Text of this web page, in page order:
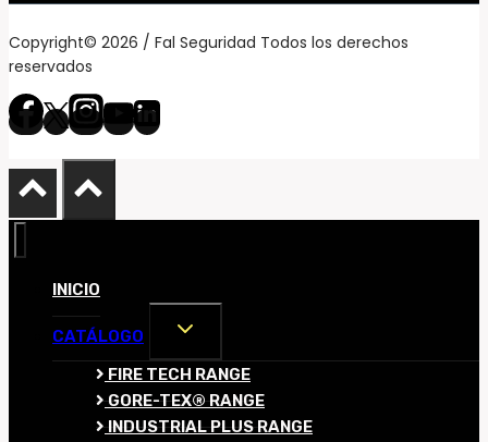
Copyright© 2026 / Fal Seguridad Todos los derechos
reservados
INICIO
CATÁLOGO
ALTERNAR
HIJO
FIRE TECH RANGE
GORE-TEX® RANGE
INDUSTRIAL PLUS RANGE